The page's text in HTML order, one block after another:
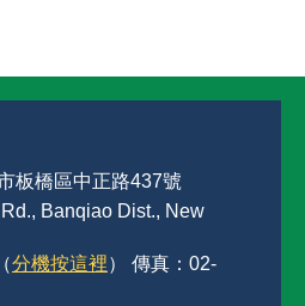
板橋區中正路437號
Banqiao Dist., New
分機按這裡） 傳真：02-